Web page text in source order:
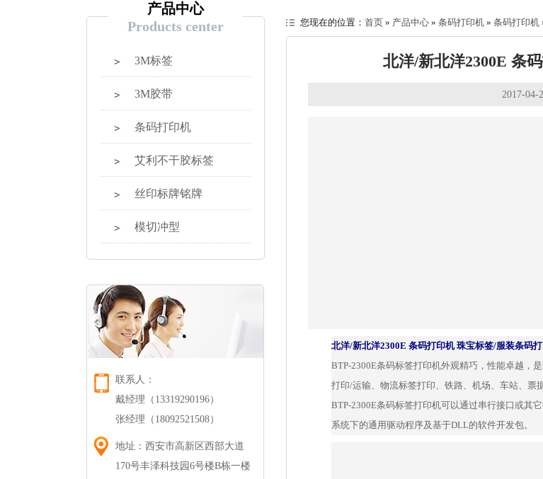
产品中心
Products center
3M标签
3M胶带
条码打印机
艾利不干胶标签
丝印标牌铭牌
模切冲型
联系人：
戴经理（13319290196）
张经理（18092521508）
地址：西安市高新区西部大道
170号丰泽科技园6号楼B栋一楼
您现在的位置： 首页 » 产品中心 » 条码打印机 » 条码打印机
北洋/新北洋2300E 条
2017-04-
北洋/新北洋2300E 条码打印机 珠宝标签/服装条码
BTP-2300E条码标签打印机外观精巧，性能卓越，
打印/运输、物流标签打印、铁路、机场、车站、票
BTP-2300E条码标签打印机可以通过串行接口或其
系统下的通用驱动程序及基于DLL的软件开发包。